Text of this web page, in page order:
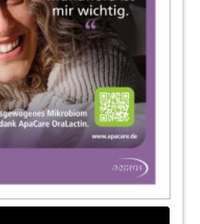
Systems GmbH